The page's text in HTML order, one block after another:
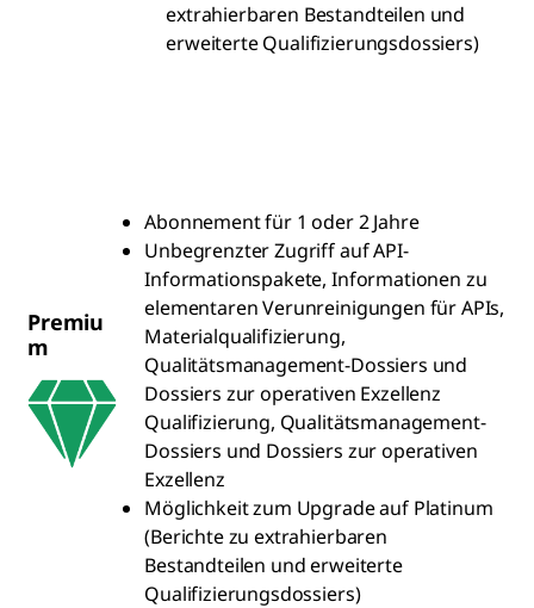
extrahierbaren Bestandteilen und
erweiterte Qualifizierungsdossiers)
Premiu
m
Abonnement für 1 oder 2 Jahre
Unbegrenzter Zugriff auf API-
Informationspakete, Informationen zu
elementaren Verunreinigungen für APIs,
Materialqualifizierung,
Qualitätsmanagement-Dossiers und
Dossiers zur operativen Exzellenz
Qualifizierung, Qualitätsmanagement-
Dossiers und Dossiers zur operativen
Exzellenz
Möglichkeit zum Upgrade auf Platinum
(Berichte zu extrahierbaren
Bestandteilen und erweiterte
Qualifizierungsdossiers)